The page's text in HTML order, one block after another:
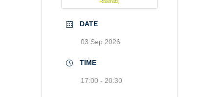
DATE
03 Sep 2026
TIME
17:00 - 20:30